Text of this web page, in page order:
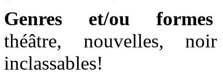
Genres et/ou formes
théâtre, nouvelles,
inclassables!